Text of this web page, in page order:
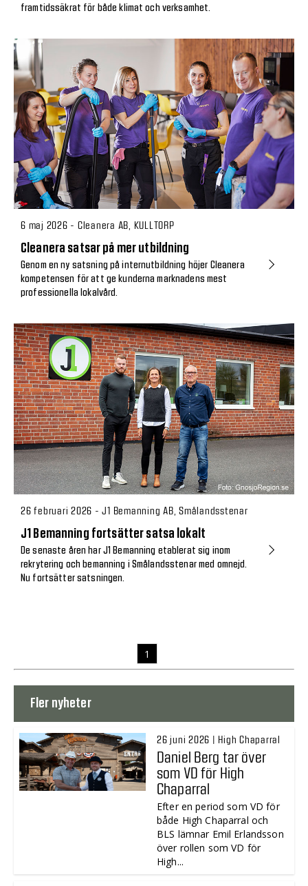
framtidssäkrat för både klimat och verksamhet.
6 maj 2026 - Cleanera AB, KULLTORP
Cleanera satsar på mer utbildning
Genom en ny satsning på internutbildning höjer Cleanera
kompetensen för att ge kunderna marknadens mest
professionella lokalvård.
26 februari 2026 - J1 Bemanning AB, Smålandsstenar
J1 Bemanning fortsätter satsa lokalt
De senaste åren har J1 Bemanning etablerat sig inom
rekrytering och bemanning i Smålandsstenar med omnejd.
Nu fortsätter satsningen.
1
Fler nyheter
26 juni 2026 | High Chaparral
Daniel Berg tar över
som VD för High
Chaparral
Efter en period som VD för
både High Chaparral och
BLS lämnar Emil Erlandsson
över rollen som VD för
High...